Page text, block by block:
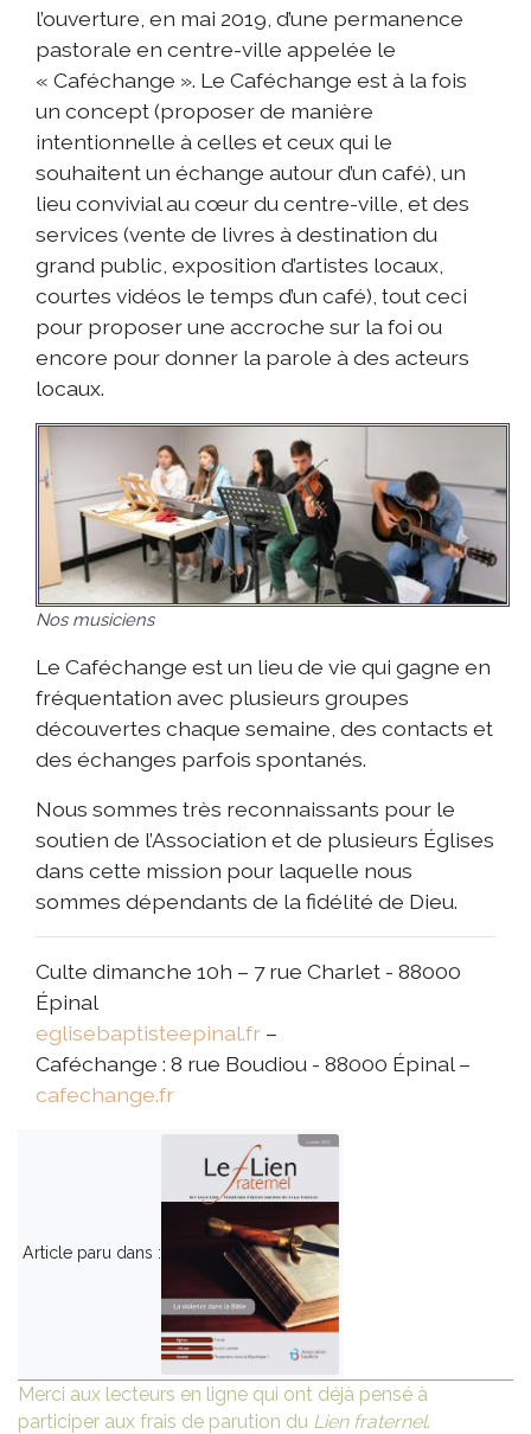
l’ouverture, en mai 2019, d’une permanence
pastorale en centre-ville appelée le
« Caféchange ». Le Caféchange est à la fois
un concept (proposer de manière
intentionnelle à celles et ceux qui le
souhaitent un échange autour d’un café), un
lieu convivial au cœur du centre-ville, et des
services (vente de livres à destination du
grand public, exposition d’artistes locaux,
courtes vidéos le temps d’un café), tout ceci
pour proposer une accroche sur la foi ou
encore pour donner la parole à des acteurs
locaux.
Nos musiciens
Le Caféchange est un lieu de vie qui gagne en
fréquentation avec plusieurs groupes
découvertes chaque semaine, des contacts et
des échanges parfois spontanés.
Nous sommes très reconnaissants pour le
soutien de l’Association et de plusieurs Églises
dans cette mission pour laquelle nous
sommes dépendants de la fidélité de Dieu.
Culte dimanche 10h – 7 rue Charlet - 88000
Épinal
eglisebaptisteepinal.fr –
Caféchange : 8 rue Boudiou - 88000 Épinal –
cafechange.fr
Article paru dans :
Merci aux lecteurs en ligne qui ont déjà pensé à
participer aux frais de parution du Lien fraternel.